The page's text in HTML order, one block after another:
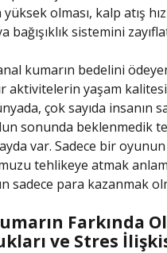
olması, kalp atış
bağışıklık sistemini
kumarın bedelini
aktivitelerin yaşam
çok sayıda insanın
sonunda beklenmedik
var. Sadece bir oyunun
tehlikeye atmak
sadece para kazanmak
Farkında
ve Stres